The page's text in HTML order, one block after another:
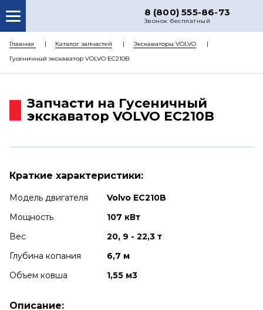
8 (800) 555-86-73
Звонок бесплатный
О НАС
КАТАЛОГ ЗАПЧАСТЕЙ
ДОСТАВКА
Главная Каталог запчастей
Экскаваторы VOLVO
Гусеничный экскаватор VOLVO EC210B
Запчасти на Гусеничный
экскаватор VOLVO EC210B
Краткие характеристики:
Модель двигателя
Volvo EC210B
Мощность
107 кВт
Вес
20, 9 - 22,3 т
Глубина копания
6,7 м
Объем ковша
1,55 м3
Описание: